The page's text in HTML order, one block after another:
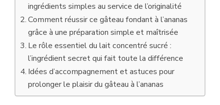
ingrédients simples au service de l’originalité
Comment réussir ce gâteau fondant à l’ananas
grâce à une préparation simple et maîtrisée
Le rôle essentiel du lait concentré sucré :
l’ingrédient secret qui fait toute la différence
Idées d’accompagnement et astuces pour
prolonger le plaisir du gâteau à l’ananas